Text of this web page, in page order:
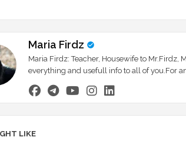
Maria Firdz
Maria Firdz: Teacher, Housewife to Mr.Firdz,
everything and usefull info to all of you.For
LIKE